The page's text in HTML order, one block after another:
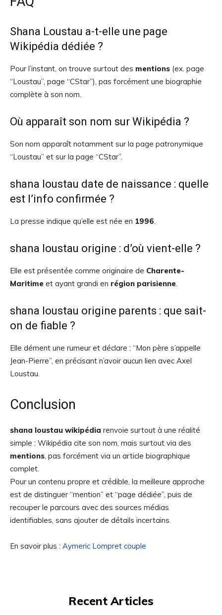
Shana Loustau a-t-elle une page
Wikipédia dédiée ?
Pour l’instant, on trouve surtout des mentions (ex. page
“Loustau”, page “CStar”), pas forcément une biographie
complète à son nom.
Où apparaît son nom sur Wikipédia ?
Son nom apparaît notamment sur la page patronymique
“Loustau” et sur la page “CStar”.
shana loustau date de naissance : quelle
est l’info confirmée ?
La presse indique qu’elle est née en 1996.
shana loustau origine : d’où vient-elle ?
Elle est présentée comme originaire de Charente-
Maritime et ayant grandi en région parisienne.
shana loustau origine parents : que sait-
on de fiable ?
Elle dément une rumeur et déclare : “Mon père s’appelle
Jean-Pierre”, en précisant n’avoir aucun lien avec Axel
Loustau.
Conclusion
shana loustau wikipédia renvoie surtout à une réalité
simple : Wikipédia cite son nom, mais surtout via des
mentions, pas forcément via un article biographique
complet.
Pour un contenu propre et crédible, la meilleure approche
est de distinguer “mention” et “page dédiée”, puis de
recouper le parcours avec des sources médias
identifiables, sans ajouter de détails incertains.
En savoir plus : Aymeric Lompret couple
Recent Articles